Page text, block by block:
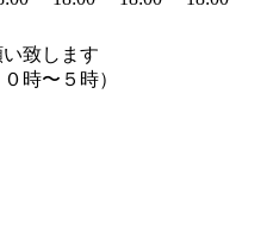
致します
時〜５時）